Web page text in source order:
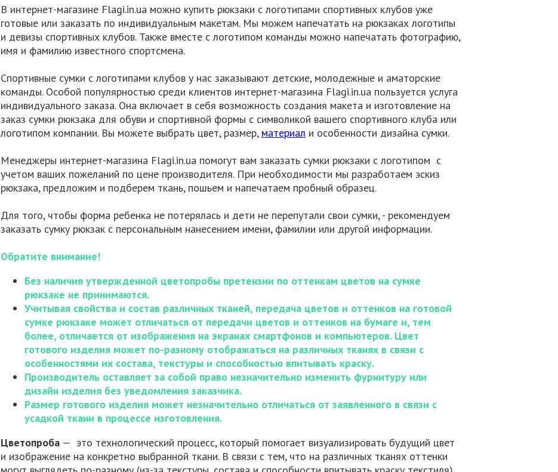
В интернет-магазине Flagi.in.ua можно купить рюкзаки с логотипами спортивных клубов уже
готовые или заказать по индивидуальным макетам. Мы можем напечатать на рюкзаках логотипы
и девизы спортивных клубов. Также вместе с логотипом команды можно напечатать фотографию,
имя и фамилию известного спортсмена.
Спортивные сумки с логотипами клубов у нас заказывают детские, молодежные и аматорские
команды. Особой популярностью среди клиентов интернет-магазина Flagi.in.ua пользуется услуга
индивидуального заказа. Она включает в себя возможность создания макета и изготовление на
заказ сумки рюкзака для обуви и спортивной формы с символикой вашего спортивного клуба или
логотипом компании. Вы можете выбрать цвет, размер, материал и особенности дизайна сумки.
Менеджеры интернет-магазина Flagi.in.ua помогут вам заказать сумки рюкзаки с логотипом с
учетом ваших пожеланий по цене производителя. При необходимости мы разработаем эскиз
рюкзака, предложим и подберем ткань, пошьем и напечатаем пробный образец.
Для того, чтобы форма ребенка не потерялась и дети не перепутали свои сумки, - рекомендуем
заказать сумку рюкзак с персональным нанесением имени, фамилии или другой информации.
Обратите внимание!
Без наличия утвержденной цветопробы претензии по оттенкам цветов на сумке
рюкзаке не принимаются.
Учитывая свойства и состав различных тканей, передача цветов и оттенков на готовой
сумке рюкзаке может отличаться от передачи цветов и оттенков на бумаге и, тем
более, отличается от изображения на экранах смартфонов и компьютеров. Цвет
готового изделия может по-разному отображаться на различных тканях в связи с
особенностями их состава, текстуры и способностью впитывать краску.
Производитель оставляет за собой право незначительно изменить фурнитуру или
дизайн изделия без уведомления заказчика.
Размер готового изделия может незначительно отличаться от заявленного в связи с
усадкой ткани в процессе изготовления.
Цветопроба — это технологический процесс, который помогает визуализировать будущий цвет
и изображение на конкретно выбранной ткани. В связи с тем, что на различных тканях оттенки